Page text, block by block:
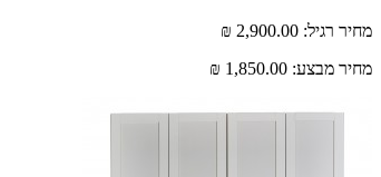
מחיר רגיל: 2,900.00 ₪
מחיר מבצע: 1,850.00 ₪